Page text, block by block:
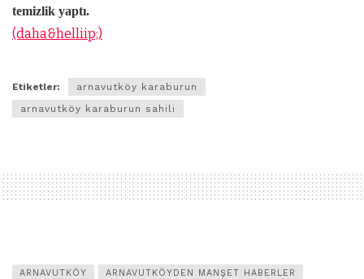
temizlik yaptı.
(daha&helliip;)
Etiketler:
arnavutköy karaburun
arnavutköy karaburun sahili
ARNAVUTKÖY ARNAVUTKÖYDEN MANŞET HABERLER